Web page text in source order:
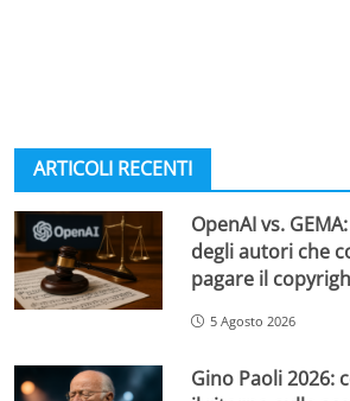
ARTICOLI RECENTI
OpenAI vs.
degli autori che
pagare il
5 Agosto 2026
Gino Paoli 2026: